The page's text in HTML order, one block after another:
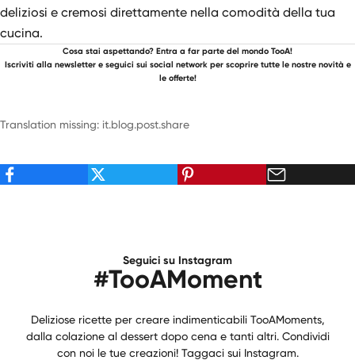
deliziosi e cremosi direttamente nella comodità della tua
cucina.
Cosa stai aspettando? Entra a far parte del mondo TooA!
Iscriviti alla newsletter e seguici sui social network per scoprire tutte le nostre novità e
le offerte!
Translation missing: it.blog.post.share
Seguici su Instagram
#TooAMoment
Deliziose ricette per creare indimenticabili TooAMoments,
dalla colazione al dessert dopo cena e tanti altri. Condividi
con noi le tue creazioni! Taggaci sui Instagram.